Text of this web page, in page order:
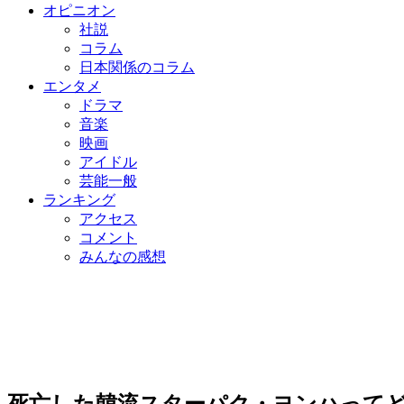
オピニオン
社説
コラム
日本関係のコラム
エンタメ
ドラマ
音楽
映画
アイドル
芸能一般
ランキング
アクセス
コメント
みんなの感想